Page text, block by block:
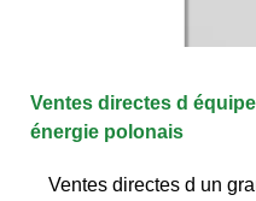
Ventes directes d
énergie polonais
Ventes directes d un